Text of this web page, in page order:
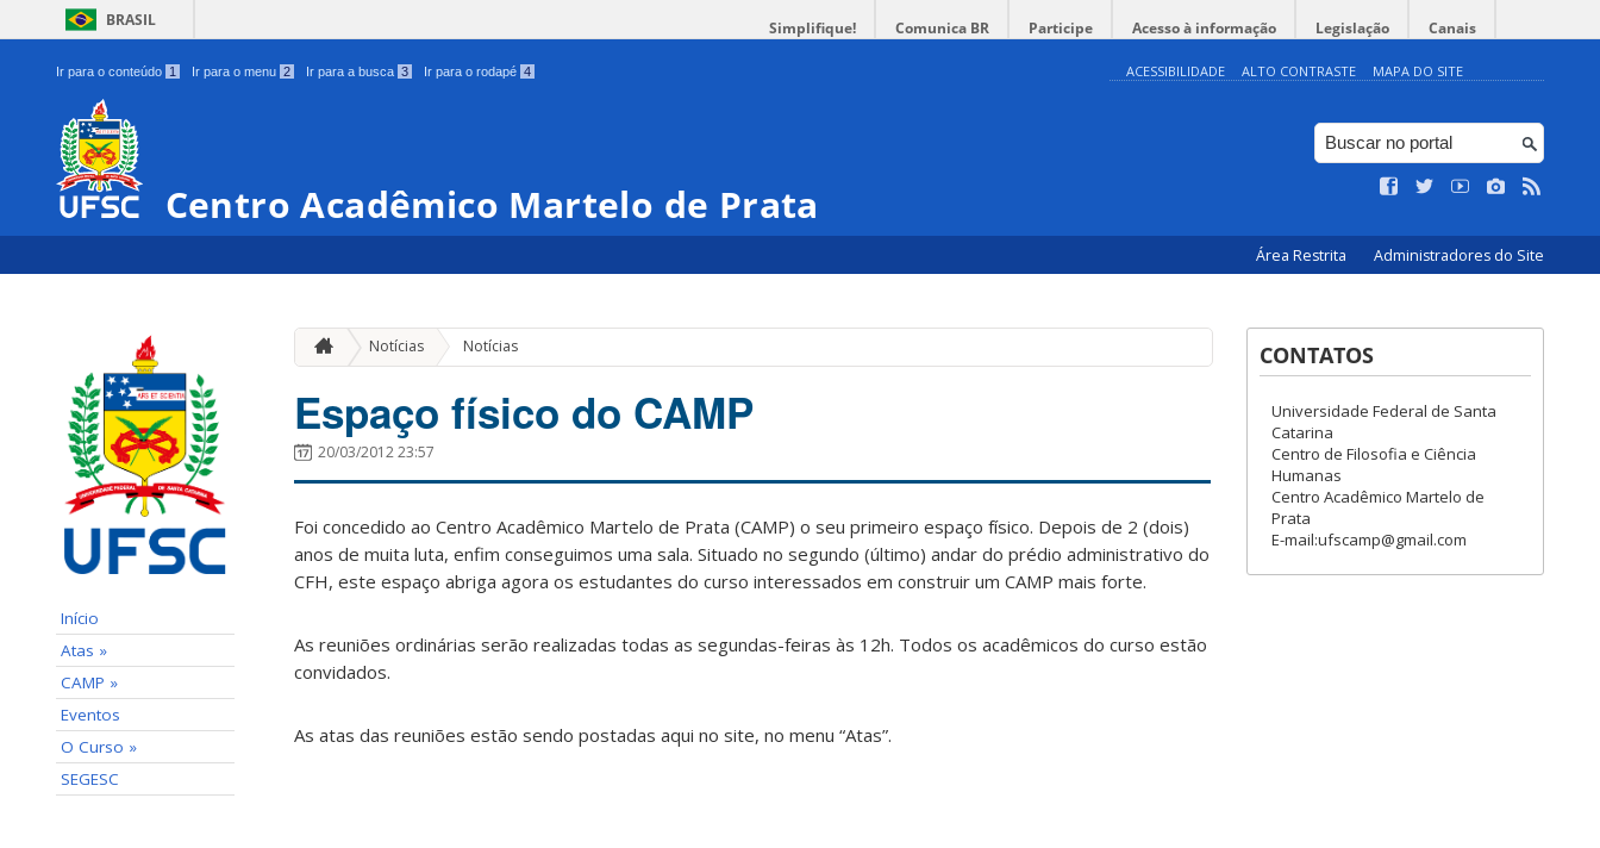
BRASIL Simplifique! Comunica BR Participe Acesso à informação Legislação Canais
Ir para o conteúdo 1 Ir para o menu 2 Ir para a busca 3 Ir para o rodapé 4 ACESSIBILIDADE ALTO CONTRASTE MAPA DO SITE
Centro Acadêmico Martelo de Prata
Área Restrita Administradores do Site
Início
Atas »
CAMP »
Eventos
O Curso »
SEGESC
Notícias Notícias
Espaço físico do CAMP
20/03/2012 23:57
Foi concedido ao Centro Acadêmico Martelo de Prata (CAMP) o seu primeiro espaço físico. Depois de 2 (dois)
anos de muita luta, enfim conseguimos uma sala. Situado no segundo (último) andar do prédio administrativo do
CFH, este espaço abriga agora os estudantes do curso interessados em construir um CAMP mais forte.
As reuniões ordinárias serão realizadas todas as segundas-feiras às 12h. Todos os acadêmicos do curso estão
convidados.
As atas das reuniões estão sendo postadas aqui no site, no menu “Atas”.
CONTATOS
Universidade Federal de Santa
Catarina
Centro de Filosofia e Ciência
Humanas
Centro Acadêmico Martelo de
Prata
E-mail:ufscamp@gmail.com